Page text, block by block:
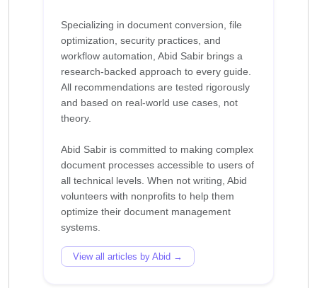
Specializing in document conversion, file
optimization, security practices, and
workflow automation, Abid Sabir brings a
research-backed approach to every guide.
All recommendations are tested rigorously
and based on real-world use cases, not
theory.
Abid Sabir is committed to making complex
document processes accessible to users of
all technical levels. When not writing, Abid
volunteers with nonprofits to help them
optimize their document management
View all articles by Abid →